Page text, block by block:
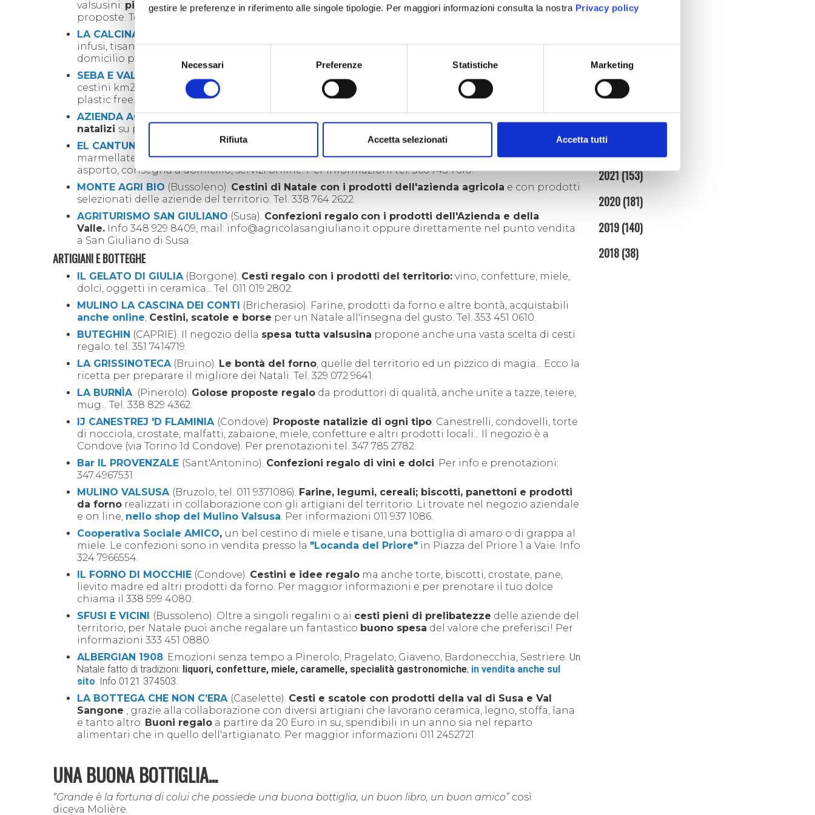
gestire le preferenze in riferimento alle singole tipologie. Per maggiori informazioni consulta la nostra Privacy policy
consenso
Necessari Preferenze Statistiche Marketing
Rifiuta Accetta selezionati Accetta tutti
valsusini: pignoletto rosso, degustazione di mieli, arquebuse, vini di montagna e tante altre
proposte. Tel. 338 748 3116
LA CALCINA
infusi, tisane, sali aromatici e sciroppo di menta. L'azienda spedisce in tutta Italia e consegna a
domicilio per chi non può spostarsi: per informazioni tel. 333 5951488.
SEBA E VALE FATTORIA
cestini kmZero,
miele e ottimi prodotti artigianali
in confezioni natalizie tutte assolutamente
plastic free. Info 349 063 6003.
AZIENDA AGRICOLA RE PIERA(Villar Focchiardo).Formaggi, Torte per le festività e Cestini
natalizi su prenotazione
EL CANTUN DEL LAIT
(Bussoleno). Cestini con prodotti caseari e di produttori locali
marmellate, vini, farine da polenta, pasta con farine biologiche, prodotti gluten free). Servizio da
asporto, consegna a domicilio, servizi online. Per informazioni tel. 366 743 7610.
MONTE AGRI BIO (Bussoleno). Cestini di Natale con i prodotti dell'azienda agricola e con prodotti
selezionati delle aziende del territorio. Tel. 338 764 2622.
AGRITURISMO SAN GIULIANO (Susa). Confezioni regalo con i prodotti dell'Azienda e della
Valle. Info 348 929 8409, mail: info@agricolasangiuliano.it oppure direttamente nel punto vendita
a San Giuliano di Susa.
ARTIGIANI E BOTTEGHE
IL GELATO DI GIULIA(Borgone). Cesti regalo con i prodotti del territorio: vino, confetture, miele,
dolci, oggetti in ceramica... Tel. 011 019 2802.
MULINO LA CASCINA DEI CONTI (Bricherasio). Farine, prodotti da forno e altre bontà, acquistabili
anche online; Cestini, scatole e borse per un Natale all'insegna del gusto. Tel. 353 451 0610.
BUTEGHIN (CAPRIE). Il negozio della spesa tutta valsusina propone anche una vasta scelta di cesti
regalo. tel. 351 7414719.
LA GRISSINOTECA (Bruino). Le bontà del forno, quelle del territorio ed un pizzico di magia... Ecco la
ricetta per preparare il migliore dei Natali. Tel. 329 072 9641.
LA BURNÌA(Pinerolo). Golose proposte regalo da produttori di qualità, anche unite a tazze, teiere,
mug... Tel. 338 829 4362.
IJ CANESTREJ 'D FLAMINIA (Condove). Proposte natalizie di ogni tipo: Canestrelli, condovelli, torte
di nocciola, crostate, malfatti, zabaione, miele, confetture e altri prodotti locali... Il negozio è a
Condove (via Torino 1d Condove). Per prenotazioni tel. 347 785 2782.
Bar IL PROVENZALE (Sant'Antonino). Confezioni regalo di vini e dolci. Per info e prenotazioni:
347.4967531
MULINO VALSUSA (Bruzolo, tel. 011 9371086). Farine, legumi, cereali; biscotti, panettoni e prodotti
da forno realizzati in collaborazione con gli artigiani del territorio. Li trovate nel negozio aziendale
e on line, nello shop del Mulino Valsusa. Per informazioni 011 937 1086.
Cooperativa Sociale AMICO, u n bel cestino di miele e tisane, una bottiglia di amaro o di grappa al
miele. Le confezioni sono in vendita presso la "Locanda del Priore" in Piazza del Priore 1 a Vaie. Info
324 7966554.
IL FORNO DI MOCCHIE (Condove). Cestini e idee regalo ma anche torte, biscotti, crostate, pane,
lievito madre ed altri prodotti da forno. Per maggior informazioni e per prenotare il tuo dolce
chiama il 338 599 4080.
SFUSI E VICINI (Bussoleno). Oltre a singoli regalini o ai cesti pieni di prelibatezze delle aziende del
territorio, per Natale puoi anche regalare un fantastico buono spesa del valore che preferisci! Per
informazioni 333 451 0880.
ALBERGIAN 1908. Emozioni senza tempo a Pinerolo, Pragelato, Giaveno, Bardonecchia, Sestriere. Un
Natale fatto di tradizioni: liquori, confetture, miele, caramelle, specialità gastronomiche, in vendita anche sul
sito. Info 0121 374503.
LA BOTTEGA CHE NON C’ERA (Caselette). Cesti e scatole con prodotti della val di Susa e Val
Sangone , grazie alla collaborazione con diversi artigiani che lavorano ceramica, legno, stoffa, lana
e tanto altro. Buoni regalo a partire da 20 Euro in su, spendibili in un anno sia nel reparto
alimentari che in quello dell'artigianato. Per maggior informazioni 011 2452721.
UNA BUONA BOTTIGLIA...
“Grande è la fortuna di colui che possiede una buona bottiglia, un buon libro, un buon amico” così
diceva Molière.
2025(86)
2024(95)
2023(134)
2021(153)
2020(181)
2019(140)
2018(38)